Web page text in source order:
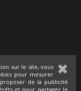
sur le site, vous
pour mesurer
de la publicité
et pour partager le